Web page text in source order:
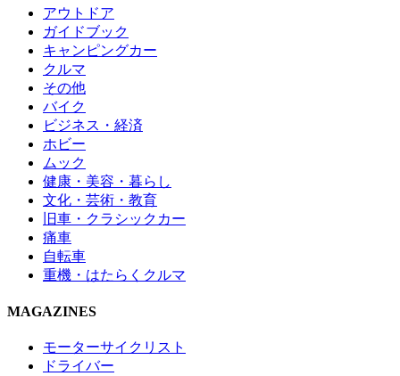
アウトドア
ガイドブック
キャンピングカー
クルマ
その他
バイク
ビジネス・経済
ホビー
ムック
健康・美容・暮らし
文化・芸術・教育
旧車・クラシックカー
痛車
自転車
重機・はたらくクルマ
MAGAZINES
モーターサイクリスト
ドライバー